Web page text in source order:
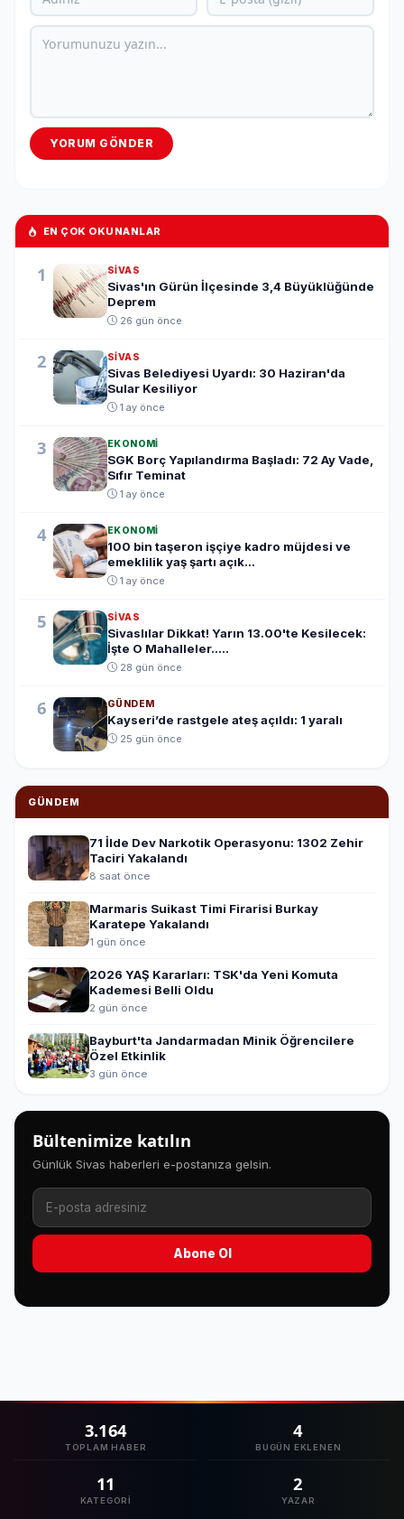
YORUM GÖNDER
EN ÇOK OKUNANLAR
1 SIVAS
Sivas'ın Gürün İlçesinde 3,4 Büyüklüğünde
Deprem
26 gün önce
2 SIVAS
Sivas Belediyesi Uyardı: 30 Haziran'da
Sular Kesiliyor
1 ay önce
3 EKONOMI
SGK Borç Yapılandırma Başladı: 72 Ay Vade,
Sıfır Teminat
1 ay önce
4 EKONOMI
100 bin taşeron işçiye kadro müjdesi ve
emeklilik yaş şartı açık...
1 ay önce
5 SIVAS
Sivaslılar Dikkat! Yarın 13.00'te Kesilecek:
İşte O Mahalleler.....
28 gün önce
6 GÜNDEM
Kayseri’de rastgele ateş açıldı: 1 yaralı
25 gün önce
GÜNDEM
71 İlde Dev Narkotik Operasyonu: 1302 Zehir
Taciri Yakalandı
8 saat önce
Marmaris Suikast Timi Firarisi Burkay
Karatepe Yakalandı
1 gün önce
2026 YAŞ Kararları: TSK'da Yeni Komuta
Kademesi Belli Oldu
2 gün önce
Bayburt'ta Jandarmadan Minik Öğrencilere
Özel Etkinlik
3 gün önce
Bültenimize katılın
Günlük Sivas haberleri e-postanıza gelsin.
Abone Ol
3.164
TOPLAM HABER
4
BUGÜN EKLENEN
11
KATEGORI
2
YAZAR